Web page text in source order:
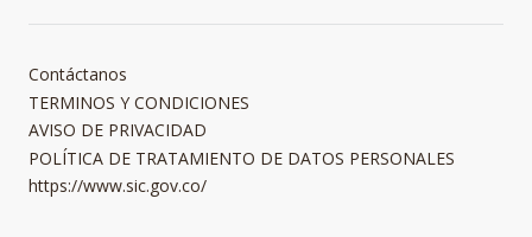
Contáctanos
TERMINOS Y CONDICIONES
AVISO DE PRIVACIDAD
POLÍTICA DE TRATAMIENTO DE DATOS PERSONALES
https://www.sic.gov.co/